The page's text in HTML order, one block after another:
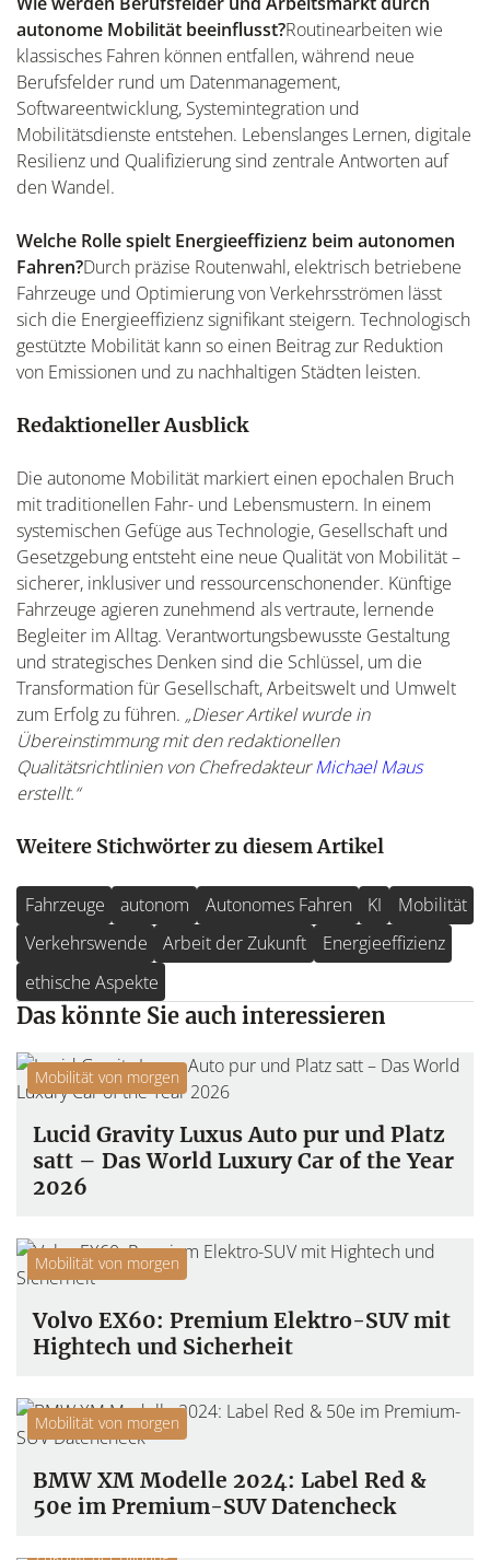
autonome Mobilität beeinflusst?Routinearbeiten wie
klassisches Fahren können entfallen, während neue
Berufsfelder rund um Datenmanagement,
Softwareentwicklung, Systemintegration und
Mobilitätsdienste entstehen. Lebenslanges Lernen, digitale
Resilienz und Qualifizierung sind zentrale Antworten auf
den Wandel.
Welche Rolle spielt Energieeffizienz beim autonomen
Fahren?Durch präzise Routenwahl, elektrisch betriebene
Fahrzeuge und Optimierung von Verkehrsströmen lässt
sich die Energieeffizienz signifikant steigern. Technologisch
gestützte Mobilität kann so einen Beitrag zur Reduktion
von Emissionen und zu nachhaltigen Städten leisten.
Redaktioneller Ausblick
Die autonome Mobilität markiert einen epochalen Bruch
mit traditionellen Fahr- und Lebensmustern. In einem
systemischen Gefüge aus Technologie, Gesellschaft und
Gesetzgebung entsteht eine neue Qualität von Mobilität –
sicherer, inklusiver und ressourcenschonender. Künftige
Fahrzeuge agieren zunehmend als vertraute, lernende
Begleiter im Alltag. Verantwortungsbewusste Gestaltung
und strategisches Denken sind die Schlüssel, um die
Transformation für Gesellschaft, Arbeitswelt und Umwelt
zum Erfolg zu führen. „Dieser Artikel wurde in
Übereinstimmung mit den redaktionellen
Qualitätsrichtlinien von ChefredakteurMichael Maus
erstellt.“
Weitere Stichwörter zu diesem Artikel
Fahrzeuge autonom Autonomes Fahren KI
Mobilität
Verkehrswende
Arbeit der Zukunft
Energieeffizienz
ethische Aspekte
Das könnte Sie auch interessieren
Mobilität von morgen
Lucid Gravity Luxus Auto pur und Platz
satt – Das World Luxury Car of the Year
2026
Mobilität von morgen
Volvo EX60: Premium Elektro-SUV mit
Hightech und Sicherheit
Mobilität von morgen
BMW XM Modelle 2024: Label Red &
50e im Premium-SUV Datencheck
Gesundheit & Longevity